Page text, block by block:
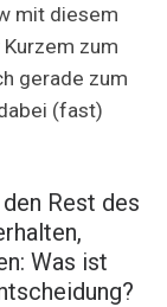
mit diesem
zum
gerade zum
(fast)
Rest des
Was ist